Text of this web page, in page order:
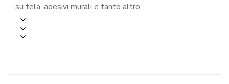
su tela, adesivi murali e tanto altro.